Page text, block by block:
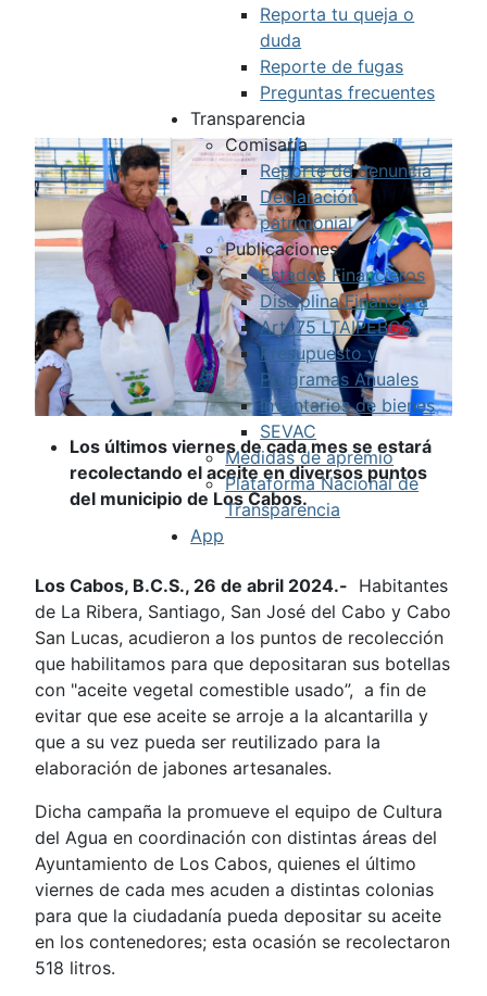
Reporta tu queja o
duda
Reporte de fugas
Preguntas frecuentes
Transparencia
Comisaría
Reporte de denuncia
Declaración
patrimonial
Publicaciones
Estados Financieros
Disciplina Financiera
Art. 75 LTAIPEBCS
Presupuesto y
Programas Anuales
Inventarios de bienes
SEVAC
Medidas de apremio
Plataforma Nacional de
Transparencia
App
Los últimos viernes de cada mes se estará
recolectando el aceite en diversos puntos
del municipio de Los Cabos.
Los Cabos, B.C.S., 26 de abril 2024.- Habitantes
de La Ribera, Santiago, San José del Cabo y Cabo
San Lucas, acudieron a los puntos de recolección
que habilitamos para que depositaran sus botellas
con "aceite vegetal comestible usado”, a fin de
evitar que ese aceite se arroje a la alcantarilla y
que a su vez pueda ser reutilizado para la
elaboración de jabones artesanales.
Dicha campaña la promueve el equipo de Cultura
del Agua en coordinación con distintas áreas del
Ayuntamiento de Los Cabos, quienes el último
viernes de cada mes acuden a distintas colonias
para que la ciudadanía pueda depositar su aceite
en los contenedores; esta ocasión se recolectaron
518 litros.